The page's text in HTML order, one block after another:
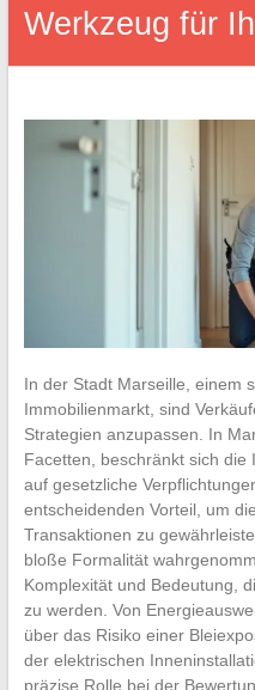
Werkzeug für
In der Stadt Marseille, einem
Immobilienmarkt, sind
Strategien anzupassen. In
Facetten, beschränkt sich
auf gesetzliche
entscheidenden Vorteil, um
Transaktionen zu
bloße Formalität
Komplexität und Bedeutung,
zu werden. Von
über das Risiko einer
der elektrischen
präzise Rolle bei der